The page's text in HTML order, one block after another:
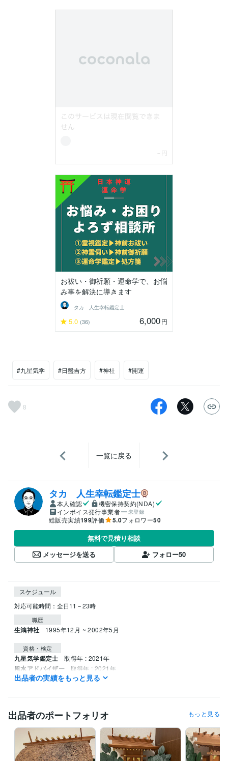
お祓い・御祈願・運命学で、お悩
み事を解決に導きます
タカ 人生幸転鑑定士
5.0 (36) 6,000円
#九星気学 #日盤吉方 #神社 #開運
8
一覧に戻る
タカ 人生幸転鑑定士
本人確認
機密保持契約(NDA)
インボイス発行事業者
未登録
総販売実績199評価 5.0フォロワー50
無料で見積り相談
メッセージを送る
フォロー50
スケジュール
職歴
生鴻神社 1995年12月 ~ 2002年5月
資格・検定
九星気学鑑定士 取得年 : 2021年
風水アドバイザー 取得年 : 2021年
姓名判断鑑定士 取得年 : 2022年
調理師 取得年 : 1990年
その他ツール
神道行者（神道指紋易・神霊伺い・御祈願・お祓い等）:28年
霊相（霊視・除霊・浄霊等）:28年九星気学鑑定（方位学）:28年
霊理姓名学判断（鑑定）:27年
出品者の実績をもっと見る
出品者のポートフォリオ もっと見る